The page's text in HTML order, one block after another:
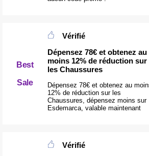
Best
Sale
Vérifié
Dépensez 78€ et obtenez au
moins 12% de réduction sur
les Chaussures
Dépensez 78€ et obtenez au
12% de réduction sur les
Chaussures, dépensez moins sur
Esdemarca, valable maintenant
Vérifié